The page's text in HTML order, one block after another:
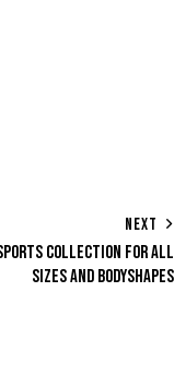
NEXT
COLLECTION FOR ALL
SIZES AND BODYSHAPES